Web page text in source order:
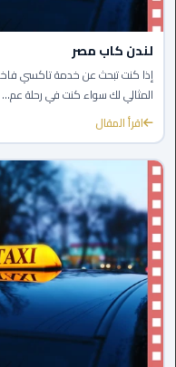
ليموزين
المحلة
الكبرى
ليموزين
السويس
العين
السخنة
ليموزين
الغردقة
ليموزين
شرم
لندن كاب مصر
إذا كنت تبحث عن خدمة تاكسي
المثالي لك سواء كنت في رحلة عم...
اقرأ المقال